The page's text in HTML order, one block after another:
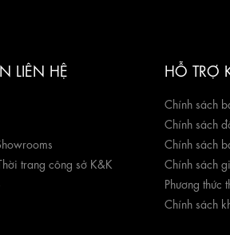
LIÊN HỆ
trang công sở K&K
HỖ TRỢ
Chính sách
Chính sách
Chính sách
Chính sách
Phương thức
Chính sách